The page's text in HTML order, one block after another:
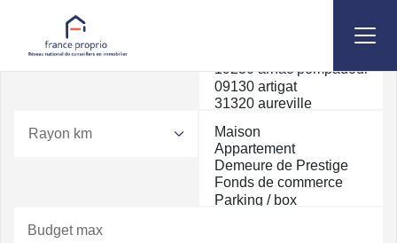
Rayon km